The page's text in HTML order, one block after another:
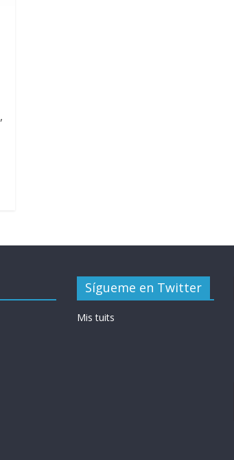
,
Sígueme en Twitter
Mis tuits